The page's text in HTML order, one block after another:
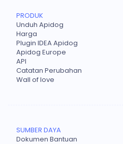
PRODUK
Unduh Apidog
Harga
Plugin IDEA Apidog
Apidog Europe
API
Catatan Perubahan
Wall of love
SUMBER DAYA
Dokumen Bantuan